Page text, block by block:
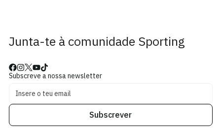
Junta-te à comunidade Sporting
Subscreve a nossa newsletter
Subscrever